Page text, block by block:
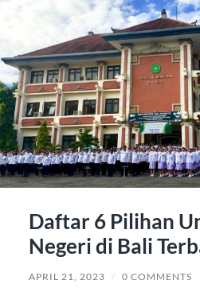
Daftar 6 Pilihan
Negeri di Bali
APRIL 21, 2023 / 0 COMMENTS